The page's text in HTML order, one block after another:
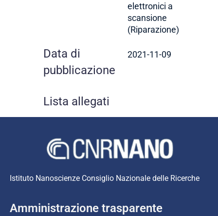
elettronici a
scansione
(Riparazione)
Data di
pubblicazione
2021-11-09
Lista allegati
Istituto Nanoscienze Consiglio Nazionale delle Ricerche
Amministrazione trasparente